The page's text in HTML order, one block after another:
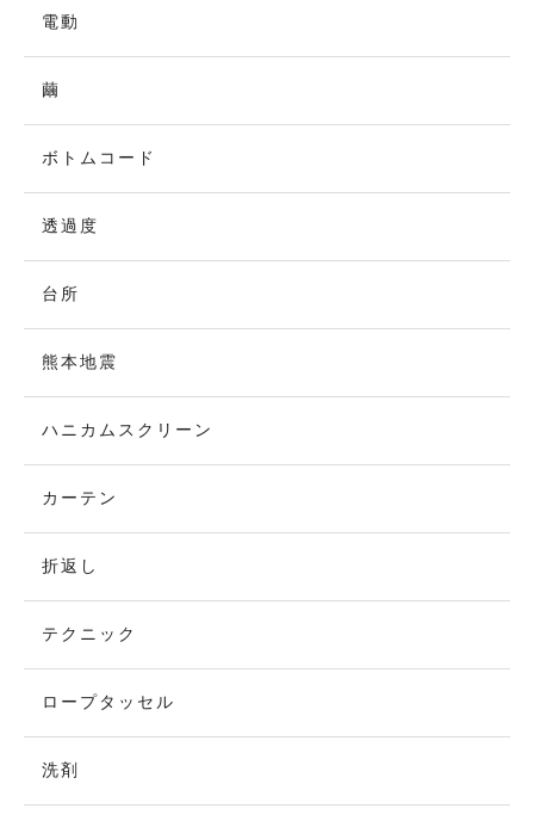
電動
繭
ボトムコード
透過度
台所
熊本地震
ハニカムスクリーン
カーテン
折返し
テクニック
ロープタッセル
洗剤